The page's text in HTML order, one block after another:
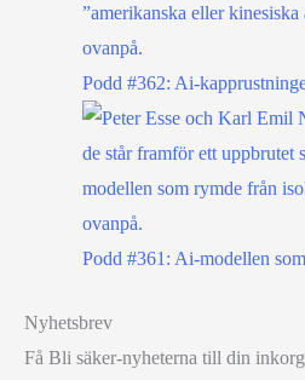
Podd #362: Ai-
Podd #361: Ai-modellen
Nyhetsbrev
Få Bli säker-nyheterna till din